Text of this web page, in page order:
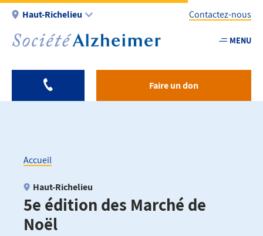
Aller
contenu
Haut-Richelieu
-
Fr
-
Contactez-nous
MENU
Faire un don
Fil
d'Ariane
Accueil
5e édition des Marché de
Noël
Haut-Richelieu